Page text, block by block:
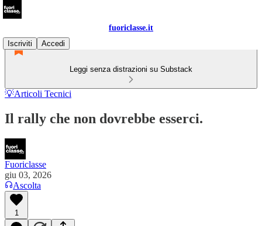
fuoriclasse.it
Iscriviti
Accedi
Leggi senza distrazioni su Substack
💡Articoli Tecnici
Il rally che non dovrebbe esserci.
Fuoriclasse
giu 03, 2026
Ascolta
1